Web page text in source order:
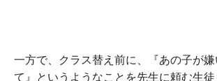
一方で、クラス替え前に、『あの子が
て』というようなことを先生に頼む生徒